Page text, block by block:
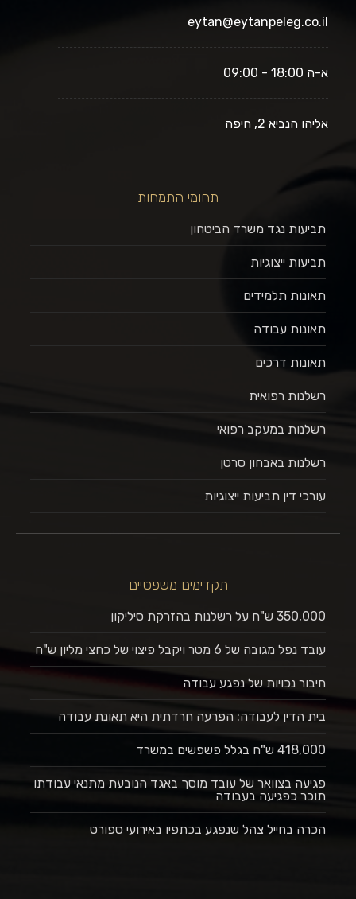
eytan@eytanpeleg.co.il
א-ה 18:00 - 09:00
אליהו הנביא 2, חיפה
תחומי התמחות
תביעות נגד משרד הביטחון
תביעות ייצוגיות
תאונות תלמידים
תאונות עבודה
תאונות דרכים
רשלנות רפואית
רשלנות במעקב רפואי
רשלנות באבחון סרטן
עורכי דין תביעות ייצוגיות
תקדימים משפטיים
350,000 ש"ח על רשלנות בהזרקת סיליקון
עובד נפל מגובה של 6 מטר ויקבל פיצוי של כחצי מליון ש"ח
חיבור נכויות של נפגע עבודה
בית הדין לעבודה: הפרעה חרדתית היא תאונת עבודה
418,000 ש"ח בגלל פשפשים במשרד
פגיעה בצוואר של עובד מוסך באגד הנובעת מתנאי עבודתו
תוכר כפגיעה בעבודה
הכרה בחייל צהל שנפגע בכתפיו באירועי ספורט